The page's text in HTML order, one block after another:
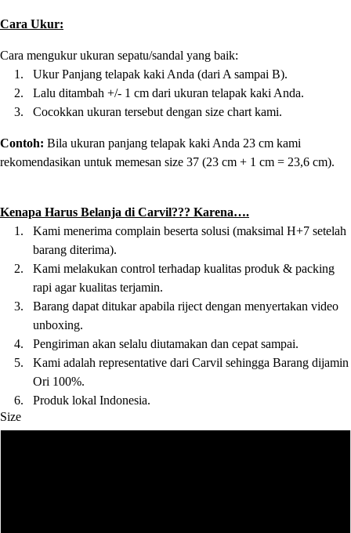
Cara Ukur:
Cara mengukur ukuran sepatu/sandal yang baik:
1.
Ukur Panjang telapak kaki Anda (dari A sampai B).
2.
Lalu ditambah +/- 1 cm dari ukuran telapak kaki Anda.
3.
Cocokkan ukuran tersebut dengan size chart kami.
Contoh: Bila ukuran panjang telapak kaki Anda 23 cm kami
rekomendasikan untuk memesan size 37 (23 cm + 1 cm = 23,6 cm).
Kenapa Harus Belanja di Carvil??? Karena….
1.
Kami menerima complain beserta solusi (maksimal H+7 setelah
barang diterima).
2.
Kami melakukan control terhadap kualitas produk & packing
rapi agar kualitas terjamin.
3.
Barang dapat ditukar apabila riject dengan menyertakan video
unboxing.
4.
Pengiriman akan selalu diutamakan dan cepat sampai.
5.
Kami adalah representative dari Carvil sehingga Barang dijamin
Ori 100%.
6.
Produk lokal Indonesia.
Size